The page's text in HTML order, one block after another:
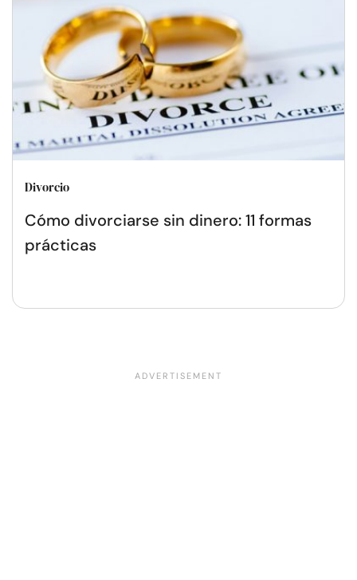
Divorcio
Cómo divorciarse sin dinero: 11 formas
prácticas